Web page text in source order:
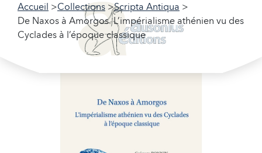
Accueil Collections
Scripta Antiqua
De Naxos à Amorgos. L’impérialisme athénien vu des
Cyclades à l’époque classique